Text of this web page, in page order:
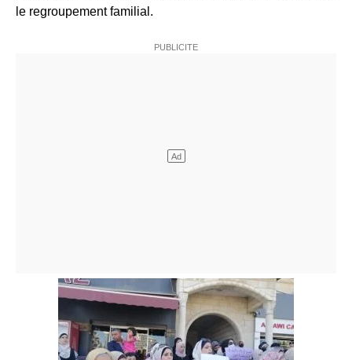
le regroupement familial.